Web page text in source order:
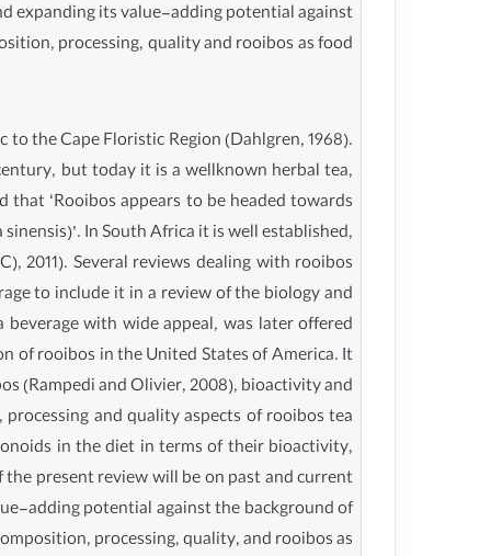
expanding its value-adding potential against
processing, quality and rooibos as food
to the Cape Floristic Region (Dahlgren, 1968).
but today it is a wellknown herbal tea,
‘Rooibos appears to be headed towards
In South Africa it is well established,
2011). Several reviews dealing with rooibos
to include it in a review of the biology and
with wide appeal, was later offered
of rooibos in the United States of America. It
(Rampedi and Olivier, 2008), bioactivity and
and quality aspects of rooibos tea
in the diet in terms of their bioactivity,
present review will be on past and current
adding potential against the background of
processing, quality, and rooibos as